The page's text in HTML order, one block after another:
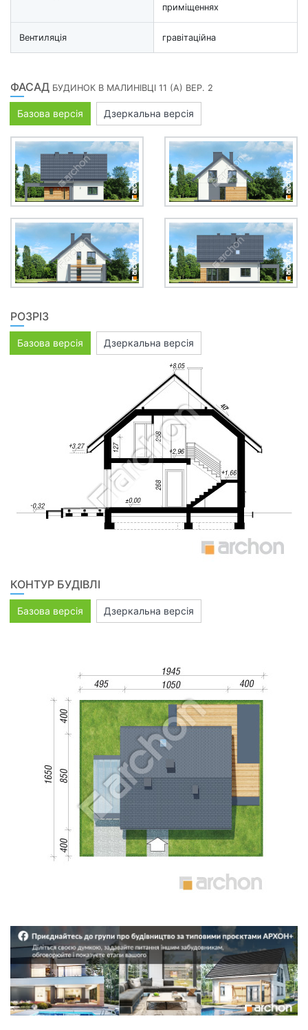
приміщеннях
Вентиляція гравітаційна
ФАСАД БУДИНОК В МАЛИНІВЦІ 11 (А) ВЕР. 2
Базова версія Дзеркальна версія
РОЗРІЗ
Базова версія Дзеркальна версія
КОНТУР БУДІВЛІ
Базова версія Дзеркальна версія